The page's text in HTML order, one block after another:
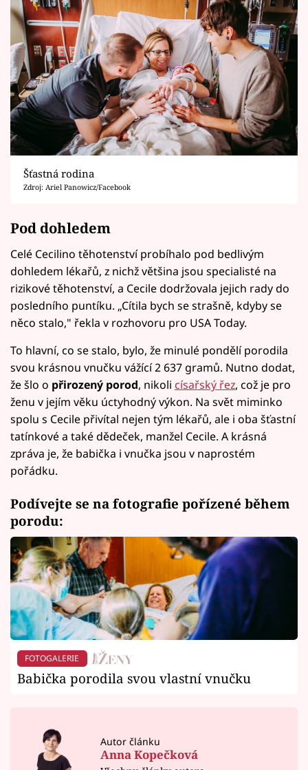
Šťastná rodina
Zdroj: Ariel Panowicz/Facebook
Pod dohledem
Celé Cecilino těhotenství probíhalo pod bedlivým
dohledem lékařů, z nichž většina jsou specialisté na
rizikové těhotenství, a Cecile dodržovala jejich rady do
posledního puntíku. „Cítila bych se strašně, kdyby se
něco stalo," řekla v rozhovoru pro USA Today.
To hlavní, co se stalo, bylo, že minulé pondělí porodila
svou krásnou vnučku vážící 2 637 gramů. Nutno dodat,
že šlo o přirozený porod, nikoli císařský řez, což je pro
ženu v jejím věku úctyhodný výkon. Na svět miminko
spolu s Cecile přivítal nejen tým lékařů, ale i oba šťastní
tatínkové a také dědeček, manžel Cecile. A krásná
zpráva je, že babička i vnučka jsou v naprostém
pořádku.
Podívejte se na fotografie pořízené během
porodu:
FOTOGALERIE
Babička porodila svou vlastní vnučku
Autor článku
Anna Kopečková